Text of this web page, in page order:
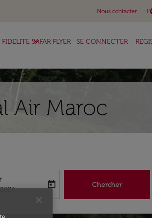
Nous contacter
FIDELITE SAFAR FLYER
keyboard_arrow_down SE CONNECTER
Air Maroc
return-date-aria-label
today Chercher